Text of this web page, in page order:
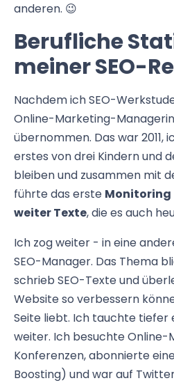
anderen. 😉
Berufliche
meiner SEO-
Nachdem ich SEO-
Online-Marketing-
übernommen. Das war
erstes von drei Kindern und
bleiben und zusammen mit
führte das erste Monitoring
weiter Texte, die es auch
Ich zog weiter - in eine
SEO-Manager. Das Thema
schrieb SEO-Texte und
Website so verbessern
Seite liebt. Ich tauchte tiefer
weiter. Ich besuchte Online-
Konferenzen, abonnierte
Boosting) und war auf